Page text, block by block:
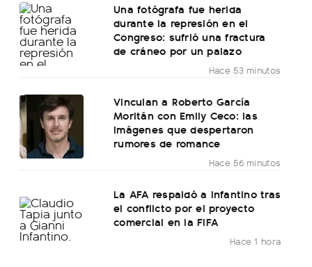
Una fotógrafa fue herida
durante la represión en el
Congreso: sufrió una fractura
de cráneo por un palazo
Hace 53 minutos
Vinculan a Roberto García
Moritán con Emily Ceco: las
imágenes que despertaron
rumores de romance
Hace 56 minutos
La AFA respaldó a Infantino tras
el conflicto por el proyecto
comercial en la FIFA
Hace 1 hora